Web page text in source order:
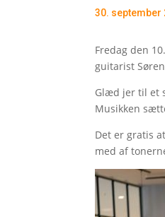
30. september
Fredag den
guitarist
Glæd jer til et
Musikken
Det er gratis
med af